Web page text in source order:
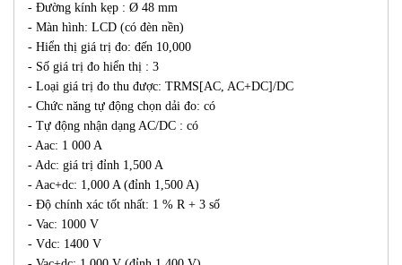
- Đường kính kẹp : Ø 48 mm
- Màn hình: LCD (có đèn nền)
- Hiển thị giá trị đo: đến 10,000
- Số giá trị đo hiển thị : 3
- Loại giá trị đo thu được: TRMS[AC, AC+DC]/DC
- Chức năng tự động chọn dải đo: có
- Tự động nhận dạng AC/DC : có
- Aac: 1 000 A
- Adc: giá trị đỉnh 1,500 A
- Aac+dc: 1,000 A (đỉnh 1,500 A)
- Độ chính xác tốt nhất: 1 % R + 3 số
- Vac: 1000 V
- Vdc: 1400 V